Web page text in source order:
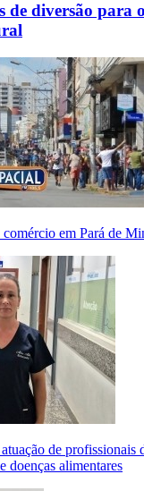
de diversão para
em Pará de
de profissionais
doenças alimentares